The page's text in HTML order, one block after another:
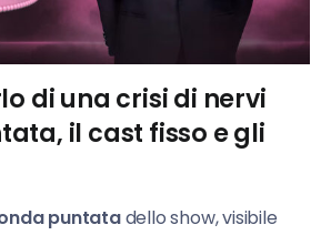
di una crisi di nervi
il cast fisso e gli
puntatadello show, visibile